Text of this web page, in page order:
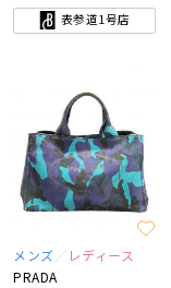
表参道1号店
メンズ
レディース
PRADA